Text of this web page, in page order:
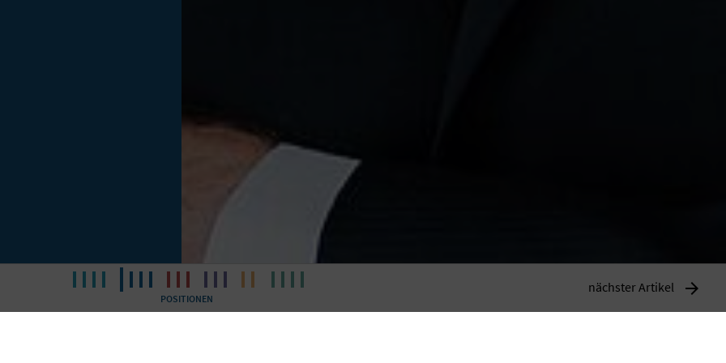
POSITIONEN
nächster Artikel 